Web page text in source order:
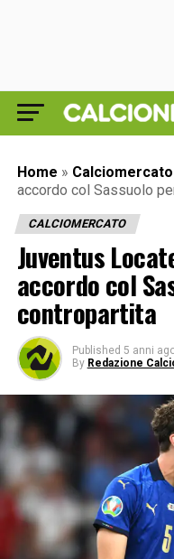
Home » Calciomercato
accordo col Sassuolo
CALCIOMERCATO
Juventus
accordo col
contropartita
Published 5 anni
By Redazione